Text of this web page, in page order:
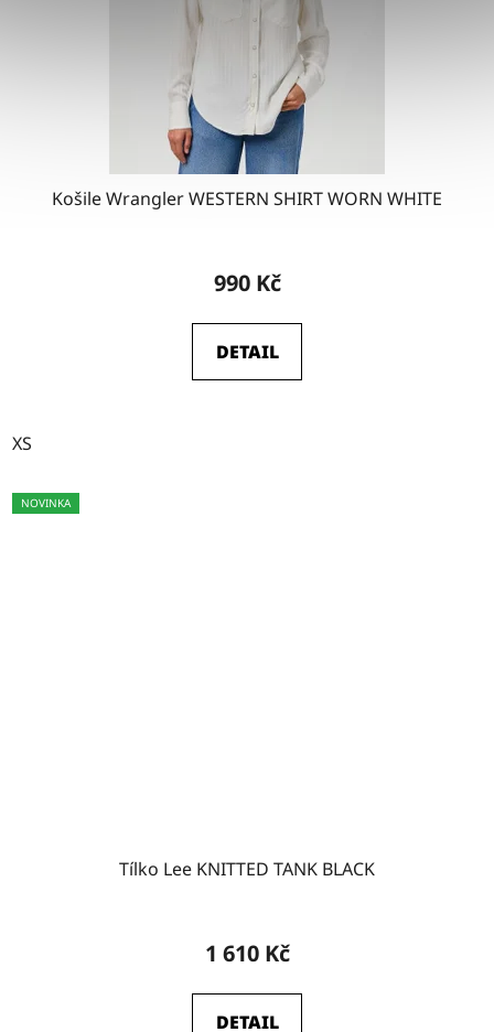
Košile Wrangler WESTERN SHIRT WORN WHITE
990 Kč
DETAIL
XS
NOVINKA
Tílko Lee KNITTED TANK BLACK
1 610 Kč
DETAIL